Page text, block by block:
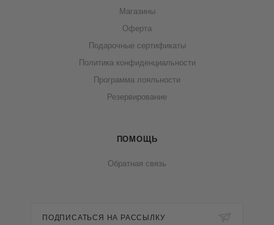
Магазины
Оферта
Подарочные сертификаты
Политика конфиденциальности
Программа лояльности
Резервирование
ПОМОЩЬ
Обратная связь
ПОДПИСАТЬСЯ НА РАССЫЛКУ